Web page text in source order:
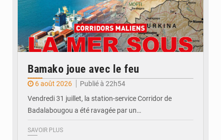
Bamako joue avec le feu
6 août 2026
Publié à 22h54
Vendredi 31 juillet, la station-service Corridor de
Badalabougou a été ravagée par un…
SAVOIR PLUS